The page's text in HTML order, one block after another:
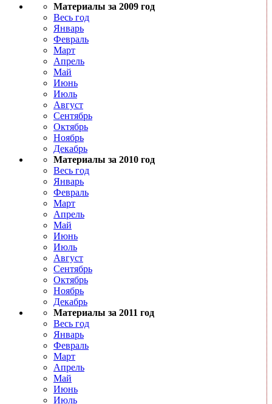
Материалы за 2009 год
Весь год
Январь
Февраль
Март
Апрель
Май
Июнь
Июль
Август
Сентябрь
Октябрь
Ноябрь
Декабрь
Материалы за 2010 год
Весь год
Январь
Февраль
Март
Апрель
Май
Июнь
Июль
Август
Сентябрь
Октябрь
Ноябрь
Декабрь
Материалы за 2011 год
Весь год
Январь
Февраль
Март
Апрель
Май
Июнь
Июль